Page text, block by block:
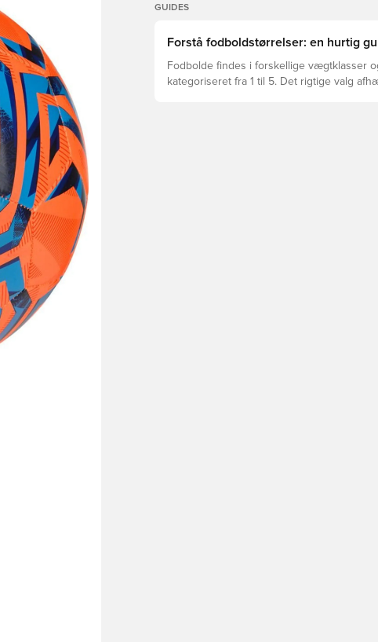
GUIDES
Forstå fodboldstørrelser: en hurtig
Fodbolde findes i forskellige vægtklasser
kategoriseret fra 1 til 5. Det rigtige valg